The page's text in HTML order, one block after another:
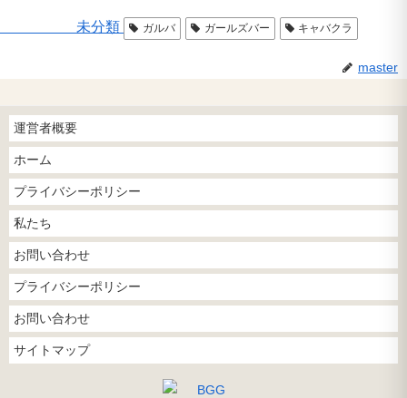
未分類 ガルバ ガールズバー キャバクラ
master
運営者概要
ホーム
プライバシーポリシー
私たち
お問い合わせ
プライバシーポリシー
お問い合わせ
サイトマップ